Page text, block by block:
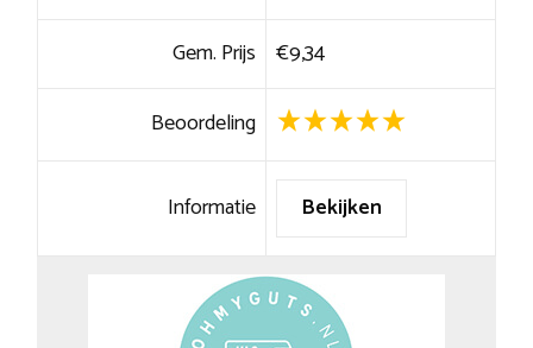
Gem. Prijs €9,34
Beoordeling
Informatie Bekijken